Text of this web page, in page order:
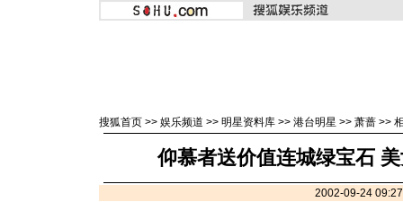
搜狐首页 >> 娱乐频道 >> 明星资料库 >> 港台明星 >> 萧蔷 >>
仰慕者送价值连城绿宝石
2002-09-24